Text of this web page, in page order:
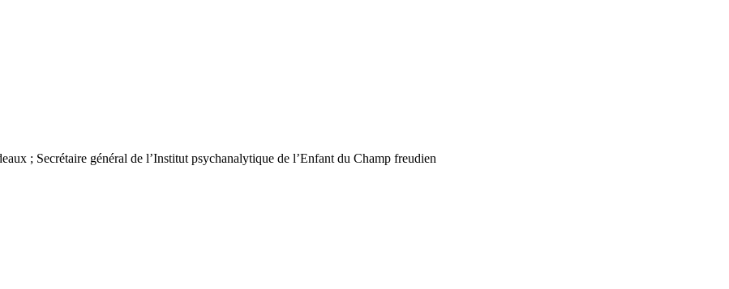
; Secrétaire général de l’Institut psychanalytique de l’Enfant du Champ freudien